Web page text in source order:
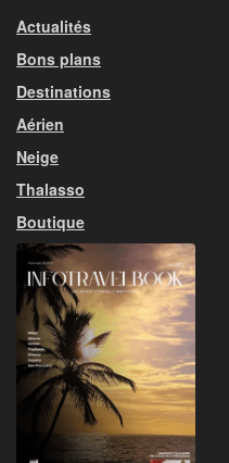
Actualités
Bons plans
Destinations
Aérien
Neige
Thalasso
Boutique